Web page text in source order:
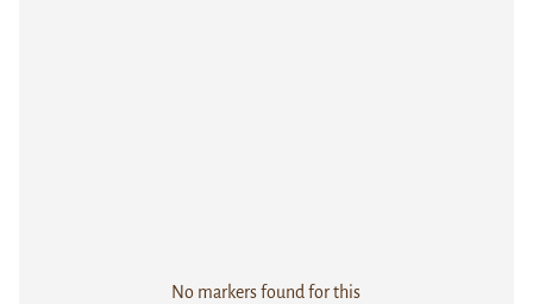
No markers found for this